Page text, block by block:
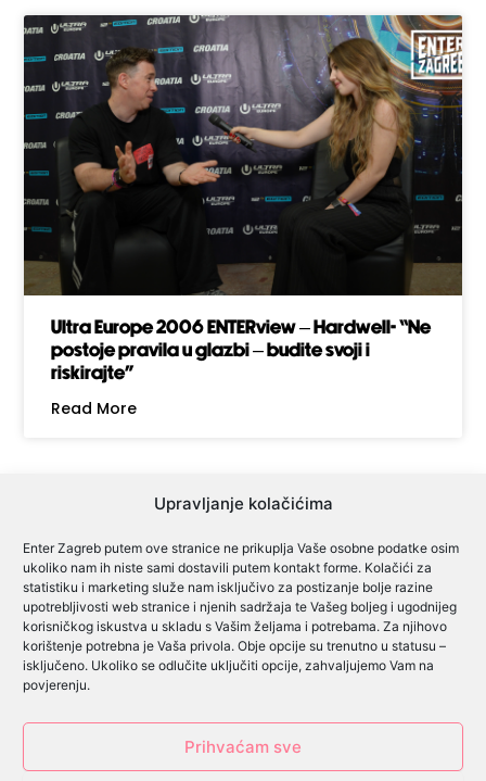
Upravljanje kolačićima
Enter Zagreb putem ove stranice ne prikuplja Vaše osobne podatke osim
ukoliko nam ih niste sami dostavili putem kontakt forme. Kolačići za
statistiku i marketing služe nam isključivo za postizanje bolje razine
upotrebljivosti web stranice i njenih sadržaja te Vašeg boljeg i ugodnijeg
korisničkog iskustva u skladu s Vašim željama i potrebama. Za njihovo
korištenje potrebna je Vaša privola. Obje opcije su trenutno u statusu –
isključeno. Ukoliko se odlučite uključiti opcije, zahvaljujemo Vam na
povjerenju.
Prihvaćam sve
Ultra Europe 2006 ENTERview – Hardwell- “Ne
postoje pravila u glazbi – budite svoji i
riskirajte”
Read More
Cjenik oglašavanja
Cjenik predsjednički izbori
Cjenik lokalni izbori
Izjava o privatnosti